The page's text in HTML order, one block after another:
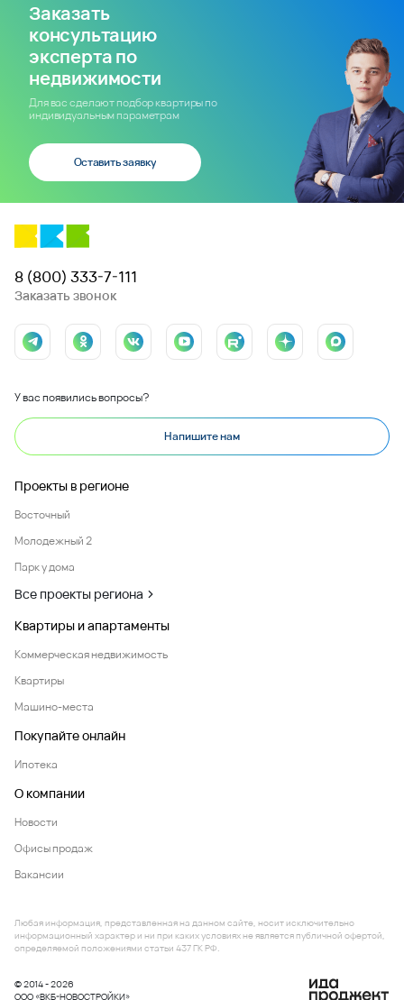
Заказать
консультацию
эксперта по
недвижимости
Для вас сделают подбор квартиры по
индивидуальным параметрам
Оставить заявку
8 (800) 333-7-111
Заказать звонок
У вас появились вопросы?
Напишите нам
Проекты в регионе
Восточный
Молодежный 2
Парк у дома
Все проекты региона
Квартиры и апартаменты
Коммерческая недвижимость
Квартиры
Машино-места
Покупайте онлайн
Ипотека
О компании
Новости
Офисы продаж
Вакансии
© 2014 - 2026
ООО «ВКБ-НОВОСТРОЙКИ»
Любая информация, представленная на данном сайте, носит исключительно
информационный характер и ни при каких условиях не является публичной офертой,
определяемой положениями статьи 437 ГК РФ.